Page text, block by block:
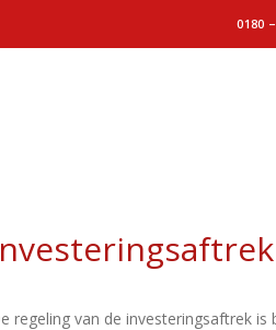
0180
regeling van de investeringsaftrek